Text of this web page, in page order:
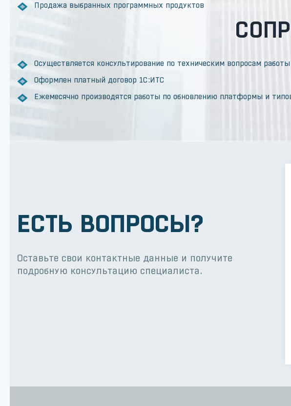
Продажа выбранных программных продуктов
Осуществляется консультирование по техническим вопросам
Оформлен платный договор 1С:ИТС
Ежемесячно производятся работы по обновлению платформы и
ЕСТЬ ВОПРОСЫ?
Оставьте свои контактные данные и получите
подробную консультацию специалиста.